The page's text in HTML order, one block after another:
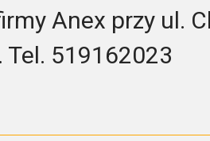
Anex przy ul.
Tel. 519162023